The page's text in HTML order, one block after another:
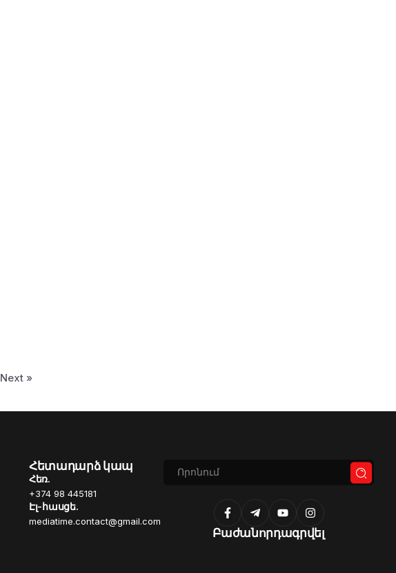
Next »
Հետադարձ կապ
Հեռ.
+374 98 445181
Էլ-հասցե.
mediatime.contact@gmail.com
Բաժանորդագրվել